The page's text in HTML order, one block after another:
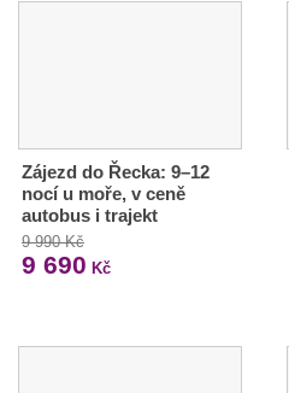
Zájezd do Řecka: 9–12
nocí u moře, v ceně
autobus i trajekt
9 990 Kč
9 690 Kč